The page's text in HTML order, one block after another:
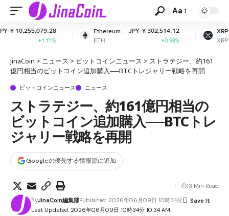
Aa
Ethereum
ETH
JPY-¥ 302,514.12
XRP
XRP
JPY-¥ 163.67
+0.99%
JinaCoin > ニュース > ビットコインニュース > ストラテジー、約161
億円相当のビットコイン追加購入──BTCトレジャリー戦略を再開
ビットコインニュース ニュース
ストラテジー、約161億円相当の
ビットコイン追加購入──BTCトレ
ジャリー戦略を再開
Googleの優先する情報源に追加
Last Updated: 2026年06月09日 10時34分 10:34 AM
ByJinaCoin編集部Published: 2026年06月09日 10時34分
13 Min Read